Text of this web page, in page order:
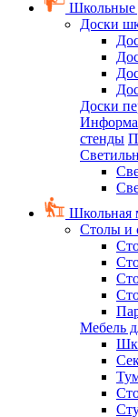
Школьные
Доски
Доски
стенды
Школьная
Столы и
Мебель